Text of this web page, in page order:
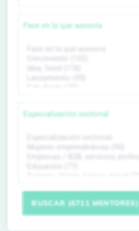
Fase en la que asesora
Especialización sectorial
BUSCAR (6711 MENTORES)